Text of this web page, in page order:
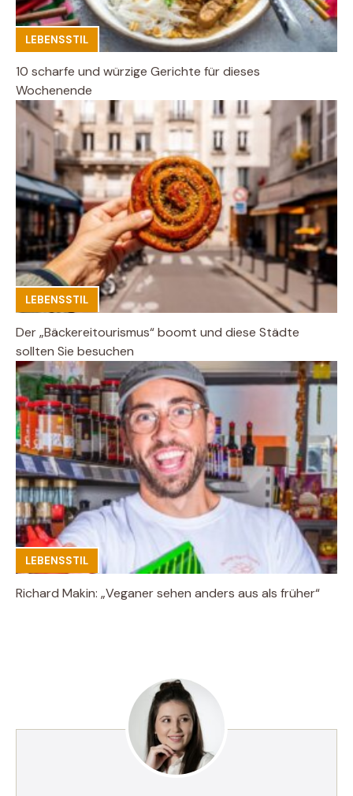
LEBENSSTIL
10 scharfe und würzige Gerichte für dieses
Wochenende
LEBENSSTIL
Der „Bäckereitourismus“ boomt und diese Städte
sollten Sie besuchen
LEBENSSTIL
Richard Makin: „Veganer sehen anders aus als früher“